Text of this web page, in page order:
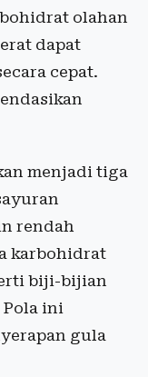
olahan
dapat
cepat.
menjadi tiga
rendah
karbohidrat
biji-bijian
ini
gula